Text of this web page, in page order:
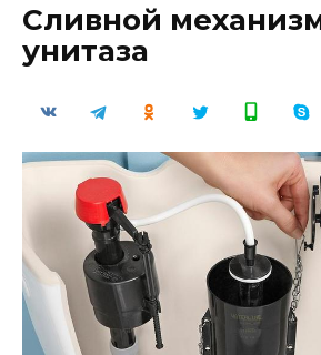
Сливной
унитаза